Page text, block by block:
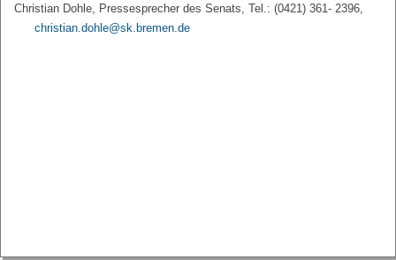
Christian Dohle, Pressesprecher des Senats, Tel.: (0421) 361- 2396,
christian.dohle@sk.bremen.de